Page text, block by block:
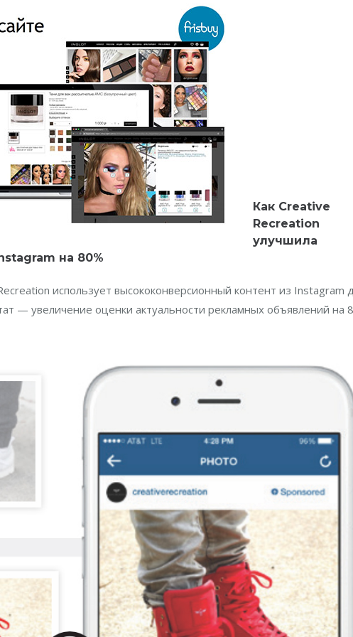
Как Creative
Recreation
улучшила
на 80%
использует высококонверсионный контент из Instagram
— увеличение оценки актуальности рекламных объявлений на